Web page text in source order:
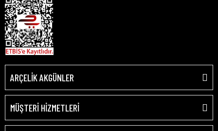
ARÇELİK AKGÜNLER
MÜŞTERİ HİZMETLERİ